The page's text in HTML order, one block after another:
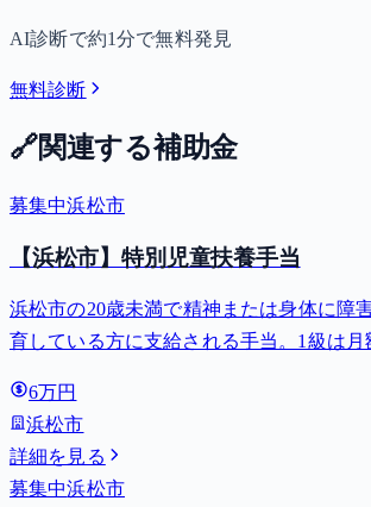
AI診断で約1分で無料発見
無料診断
🔗関連する補助金
募集中浜松市
【浜松市】特別児童扶養手当
浜松市の20歳未満で精神または身体に障
育している方に支給される手当。1級は月
6万円
浜松市
詳細を見る
募集中浜松市